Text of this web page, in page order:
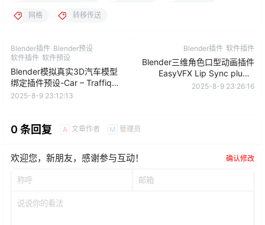
网格 转移传送
Blender插件 Blender预设
软件插件 软件预设
Blender模拟真实3D汽车模型
绑定插件预设-Car – Traffiq
Library – Rigged Cars V2.2.0
2025-8-9 23:12:13
Blender插件 软件插件
Blender三维角色口型动画插件
EasyVFX Lip Sync plugin
V1.0.0
2025-8-9 23:26:16
0 条回复 A 文章作者 M 管理员
欢迎您，新朋友，感谢参与互动！ 确认修改